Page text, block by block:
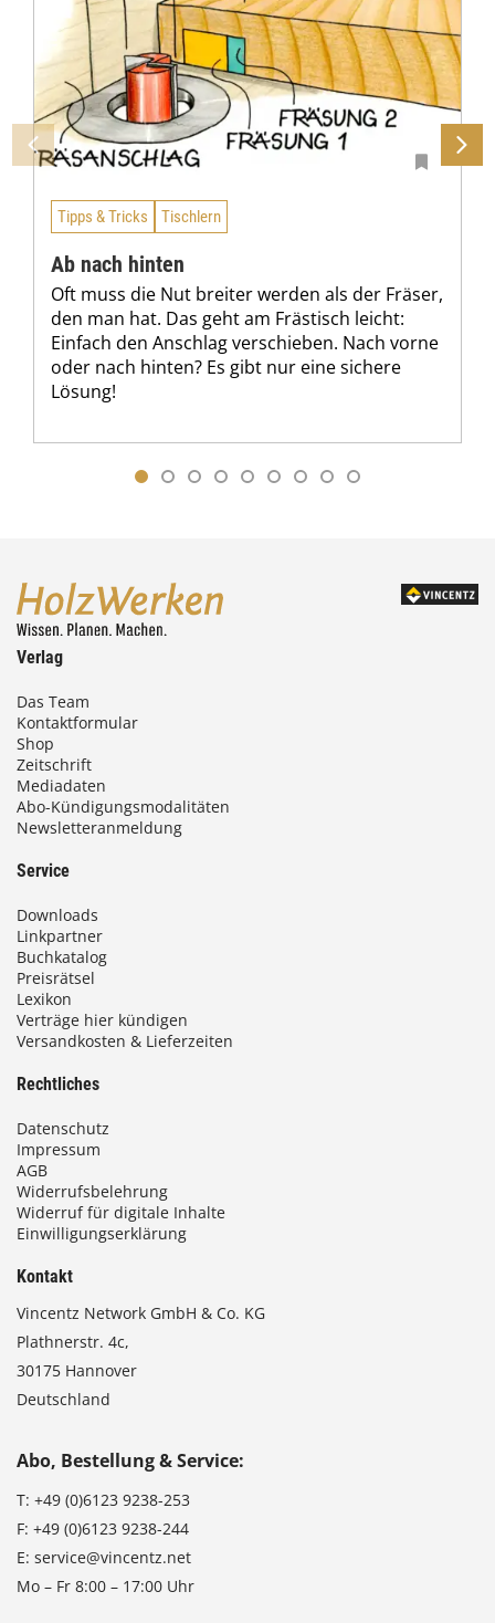
Tipps & Tricks Tischlern
Ab nach hinten
Oft muss die Nut breiter werden als der Fräser,
den man hat. Das geht am Frästisch leicht:
Einfach den Anschlag verschieben. Nach vorne
oder nach hinten? Es gibt nur eine sichere
Lösung!
Verlag
Das Team
Kontaktformular
Shop
Zeitschrift
Mediadaten
Abo-Kündigungsmodalitäten
Newsletteranmeldung
Service
Downloads
Linkpartner
Buchkatalog
Preisrätsel
Lexikon
Verträge hier kündigen
Versandkosten & Lieferzeiten
Rechtliches
Datenschutz
Impressum
AGB
Widerrufsbelehrung
Widerruf für digitale Inhalte
Einwilligungserklärung
Kontakt
Vincentz Network GmbH & Co. KG
Plathnerstr. 4c,
30175 Hannover
Deutschland
Abo, Bestellung & Service:
T: +49 (0)6123 9238-253
F: +49 (0)6123 9238-244
E: service@vincentz.net
Mo – Fr 8:00 – 17:00 Uhr